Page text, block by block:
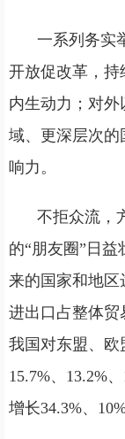
一系列务实
开放促改革，
内生动力；对
域、更深层次的
响力。
不拒众流，
的“朋友圈”日
来的国家和地区
进出口占整体贸
我国对东盟、欧
15.7%、13.2%
增长34.3%、10%